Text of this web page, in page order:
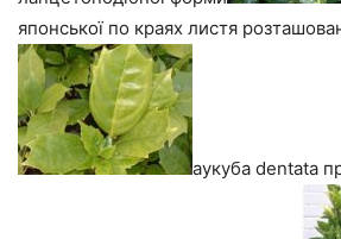
японської по краях листя
аукуба dentata